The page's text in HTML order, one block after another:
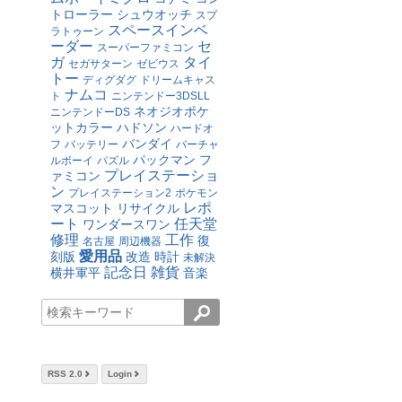
トローラー シュウオッチ スプ
ラトゥーン スペースインベ
ーダー スーパーファミコン セ
ガ セガサターン ゼビウス タイ
トー ディグダグ ドリームキャス
ト ナムコ ニンテンドー3DSLL
ニンテンドーDS ネオジオポケ
ットカラー ハドソン ハードオ
フ バッテリー バンダイ バーチャ
ルボーイ パズル パックマン フ
ァミコン プレイステーショ
ン プレイステーション2 ポケモン
マスコット リサイクル レポ
ート ワンダースワン 任天堂
修理 名古屋 周辺機器 工作 復
刻版 愛用品 改造 時計 未解決
横井軍平 記念日 雑貨 音楽
RSS 2.0 Login